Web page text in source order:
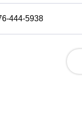
444-5938